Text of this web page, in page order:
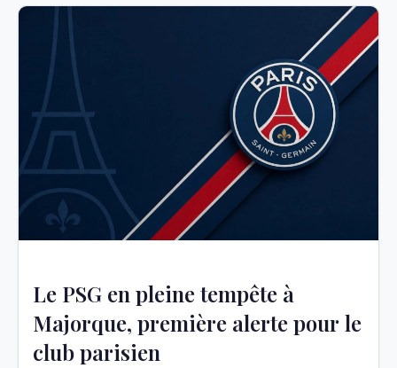
Le PSG en pleine tempête à
Majorque, première alerte pour le
club parisien